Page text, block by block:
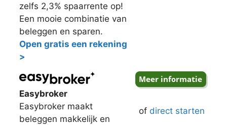
zelfs 2,3% spaarrente op!
Een mooie combinatie van
beleggen en sparen.
Open gratis een rekening
>
Easybroker
Easybroker maakt
beleggen makkelijk en
of direct starten